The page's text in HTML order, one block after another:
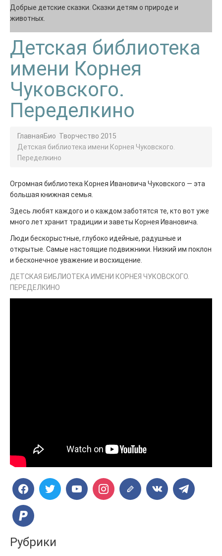
Добрые детские сказки. Сказки детям о природе и
животных.
Детская библиотека
имени Корнея
Чуковского.
Переделкино
ГлавнаяБио Творчество 2015
Детская библиотека имени Корнея Чуковского.
Переделкино
Огромная библиотека Корнея Ивановича Чуковского — эта
большая книжная семья.
Здесь любят каждого и о каждом заботятся те, кто вот уже
много лет хранит традиции и заветы Корнея Ивановича.
Люди бескорыстные, глубоко идейные, радушные и
открытые. Самые настоящие подвижники. Низкий им поклон
и бесконечное уважение и восхищение.
ДЕТСКАЯ БИБЛИОТЕКА ИМЕНИ КОРНЕЯ ЧУКОВСКОГО.
ПЕРЕДЕЛКИНО
Рубрики